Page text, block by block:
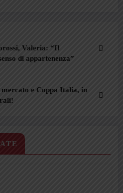
Valeria: “Il
di appartenenza”
e Coppa Italia, in